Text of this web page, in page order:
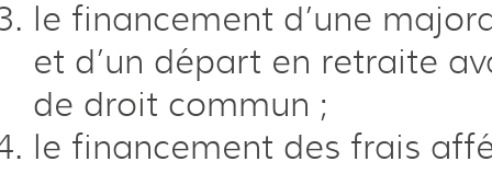
le financement d’une
et d’un départ en retraite
de droit commun ;
le financement des frais